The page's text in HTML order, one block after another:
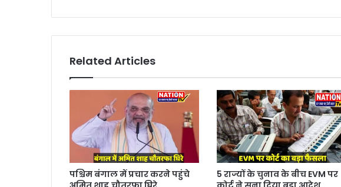
Related Articles
पश्चिम बंगाल में प्रचार करने पहुंचे
5 राज्यों के चुनाव के बीच EVM पर